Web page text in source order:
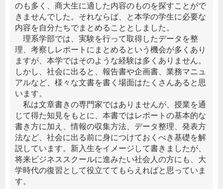
のも多く、商大生に適した内容のものを探すことがで
きませんでした。それならば、と本学の学生に必要な
内容を自分たちでまとめることとしました。
理系学部では、実験を行って取得したデータを整
理、考察しレポートにまとめるという機会が多くあり
ますが、本学ではそのような経験は多くありません。
しかし、社会に出ると、報告書や企画書、業務マニュ
アルなど、様々な文書を書く場面はたくさんあると思
います。
私は文章書きの専門家ではありませんが、授業を通
じて得た知見をもとに、本書ではレポートの基本的な
書き方に加え、情報の収集方法、データ整理、発表方
法など、社会に出る前に身につけておくべき基礎を解
説しています。新入生をイメージして書きましたが、
将来ビジネススクールに進みたい社会人の方にも、大
学時代の復習として役立ててもらえればと思っていま
す。